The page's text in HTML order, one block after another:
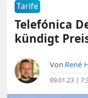
Tarife
Telefónica
kündigt
Von René
09.01.23 |